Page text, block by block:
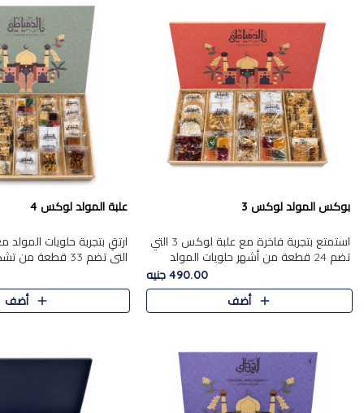
بوكس المولد لوكس 3
استمتع بتجربة فاخرة مع علبة لوكس 3 التي
تضم 24 قطعة من أشهر حلويات المولد
الشرقية المختارة بعناية. تحتوي التشكيلة على
الجزرية بالفول، والملب..
490.00 جنيه
أضف
علبة المولد لوكس 4
التي تضم 33 قطعة
ومتنوعة من أشهر
العلبة على الجزرية بالفول،..
أضف